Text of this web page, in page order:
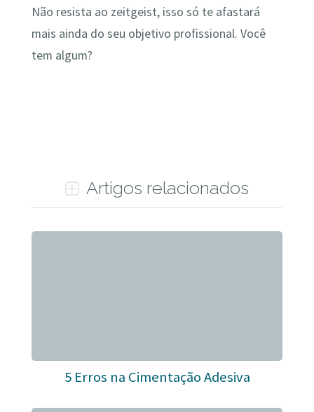
Não resista ao zeitgeist, isso só te afastará
mais ainda do seu objetivo profissional. Você
tem algum?
Artigos relacionados
5 Erros na Cimentação Adesiva